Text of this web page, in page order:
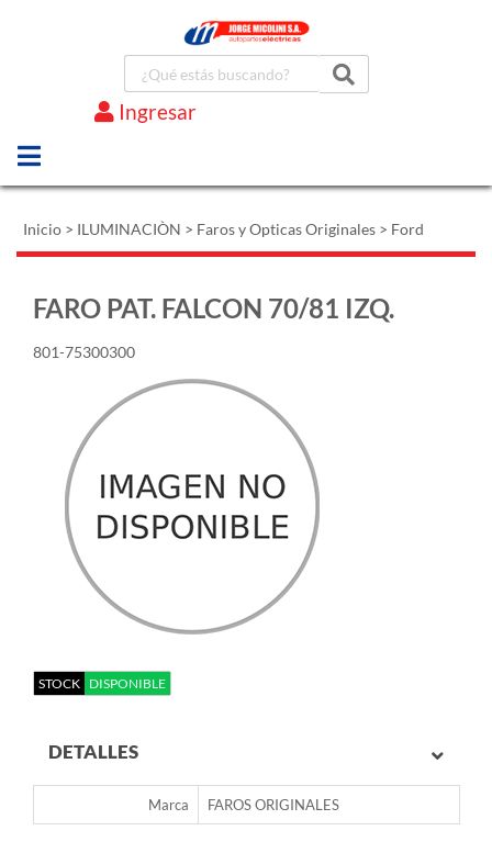
Ingresar
Inicio > ILUMINACIÒN > Faros y Opticas Originales > Ford
FARO PAT. FALCON 70/81 IZQ.
801-75300300
STOCK DISPONIBLE
DETALLES
Marca FAROS ORIGINALES